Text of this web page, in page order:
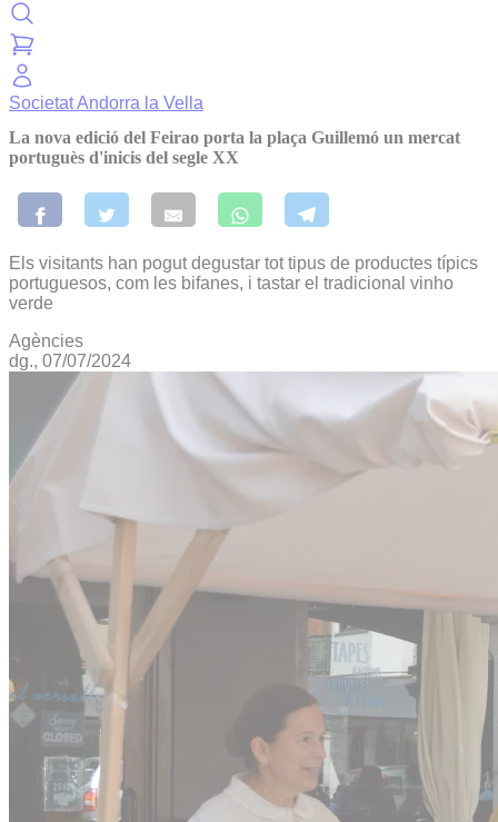
SocietatAndorra la Vella
La nova edició del Feirao porta la plaça Guillemó un mercat
portuguès d'inicis del segle XX
Els visitants han pogut degustar tot tipus de productes típics
portuguesos, com les bifanes, i tastar el tradicional vinho
verde
Agències
dg., 07/07/2024